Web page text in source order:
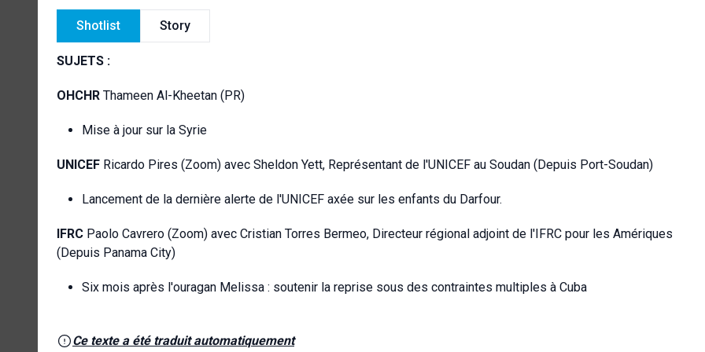
Shotlist Story
SUJETS :
OHCHR Thameen Al-Kheetan (PR)
Mise à jour sur la Syrie
UNICEF Ricardo Pires (Zoom) avec Sheldon Yett, Représentant de l'UNICEF au Soudan (Depuis Port-Soudan)
Lancement de la dernière alerte de l'UNICEF axée sur les enfants du Darfour.
IFRC Paolo Cavrero (Zoom) avec Cristian Torres Bermeo, Directeur régional adjoint de l'IFRC pour les Amériques
(Depuis Panama City)
Six mois après l'ouragan Melissa : soutenir la reprise sous des contraintes multiples à Cuba
Ce texte a été traduit automatiquement